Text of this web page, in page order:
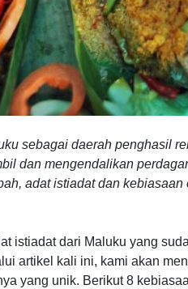
sebagai daerah penghasil
dan mengendalikan
adat istiadat dan
istiadat dari Maluku yang
artikel kali ini, kami akan
yang unik. Berikut 8